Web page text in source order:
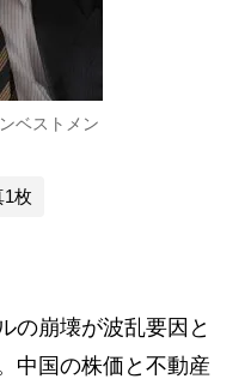
ベストメン
1枚
の崩壊が波乱要因と
中国の株価と不動産